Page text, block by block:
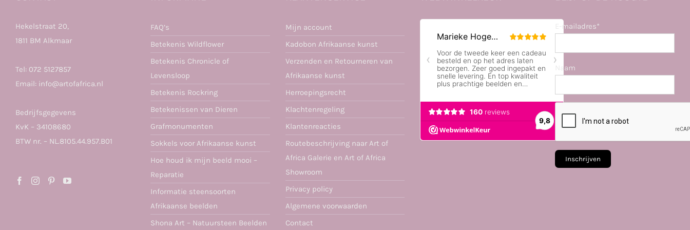
Hekelstraat 20,
1811 BM Alkmaar
Tel: 072 5127857
Email: info@artofafrica.nl
Bedrijfsgegevens
KvK – 34108680
BTW nr. – NL.8105.44.957.B01
FAQ’s
Betekenis Wildflower
Betekenis Chronicle of
Levensloop
Betekenis Rockring
Betekenissen van Dieren
Grafmonumenten
Sokkels voor Afrikaanse kunst
Hoe houd ik mijn beeld mooi –
Reparatie
Informatie steensoorten
Afrikaanse beelden
Shona Art – Natuursteen Beelden
Mijn account
Kadobon Afrikaanse kunst
Verzenden en Retourneren van
Afrikaanse kunst
Herroepingsrecht
Klachtenregeling
Klantenreacties
Routebeschrijving naar Art of
Africa Galerie en Art of Africa
Showroom
Privacy policy
Algemene voorwaarden
Contact
E-mailadres*
Naam